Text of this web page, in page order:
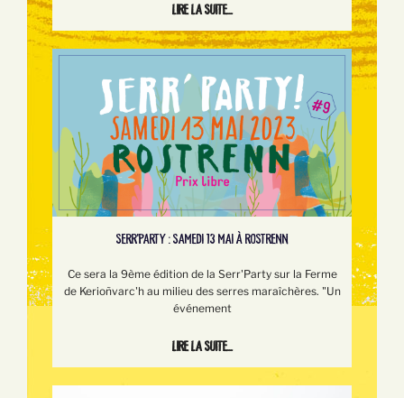
Lire la suite...
SERR’PARTY : SAMEDI 13 MAI À ROSTRENN
Ce sera la 9ème édition de la Serr'Party sur la Ferme
de Kerioñvarc'h au milieu des serres maraîchères. "Un
événement
Lire la suite...